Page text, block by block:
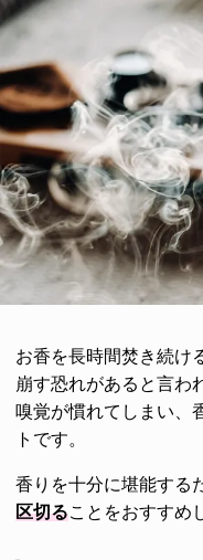
お香を長時間焚き続け
崩す恐れがあると言わ
嗅覚が慣れてしまい、
トです。
香りを十分に堪能する
区切ることをおすすめ